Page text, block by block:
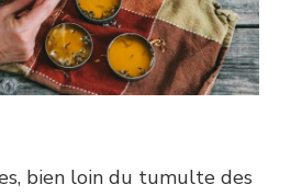
PHARMACOPÉE
bien loin du tumulte des